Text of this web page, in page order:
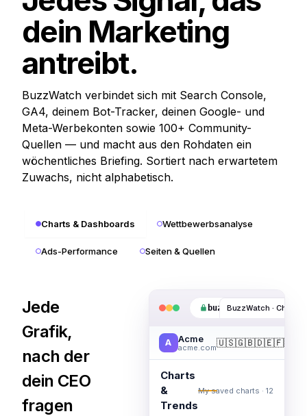
dein Marketing
antreibt.
BuzzWatch verbindet sich mit Search Console,
GA4, deinem Bot-Tracker, deinen Google- und
Meta-Werbekonten sowie 100+ Community-
Quellen — und macht aus den Rohdaten ein
wöchentliches Briefing. Sortiert nach erwartetem
Zuwachs, nicht alphabetisch.
Charts & Dashboards Wettbewerbsanalyse
Ads-Performance Seiten & Quellen
Jede
Grafik,
nach der
dein CEO
fragen
buzzwatch.ai/brand/
A Acme
acme.com🇺🇸🇬🇧🇩🇪🇫🇷
Charts
&
Trends
My saved charts · 12